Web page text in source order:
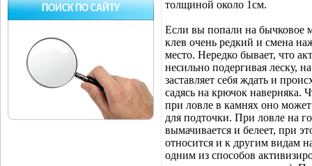
ПОИСК ПО САЙТУ
толщиной около 1см.
Если вы попали на бычковое
клев очень редкий и смена
место. Нередко бывает, что
несильно подергивая леску,
заставляет себя ждать и
садясь на крючок наверняка.
при ловле в камнях оно
для подточки. При ловле на
вымачивается и белеет, при
относится и к другим видам
одним из способов